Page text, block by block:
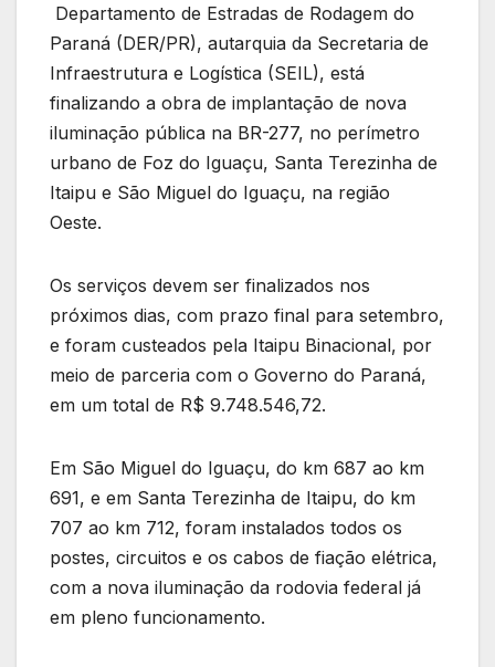
Departamento de Estradas de Rodagem do
Paraná (DER/PR), autarquia da Secretaria de
Infraestrutura e Logística (SEIL), está
finalizando a obra de implantação de nova
iluminação pública na BR-277, no perímetro
urbano de Foz do Iguaçu, Santa Terezinha de
Itaipu e São Miguel do Iguaçu, na região
Oeste.
Os serviços devem ser finalizados nos
próximos dias, com prazo final para setembro,
e foram custeados pela Itaipu Binacional, por
meio de parceria com o Governo do Paraná,
em um total de R$ 9.748.546,72.
Em São Miguel do Iguaçu, do km 687 ao km
691, e em Santa Terezinha de Itaipu, do km
707 ao km 712, foram instalados todos os
postes, circuitos e os cabos de fiação elétrica,
com a nova iluminação da rodovia federal já
em pleno funcionamento.